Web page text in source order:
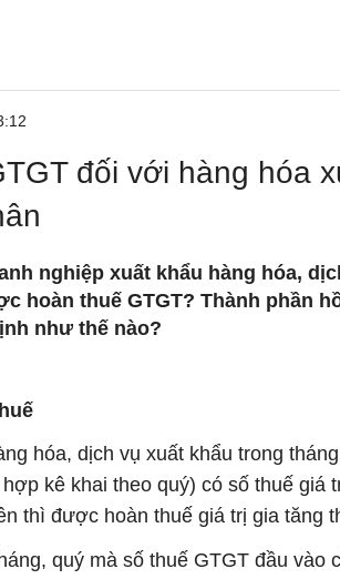
đối với hàng hóa
nghiệp xuất khẩu hàng hóa,
hoàn thuế GTGT? Thành phần
như thế nào?
hóa, dịch vụ xuất khẩu trong
kê khai theo quý) có số thuế
thì được hoàn thuế giá trị gia tăng
quý mà số thuế GTGT đầu